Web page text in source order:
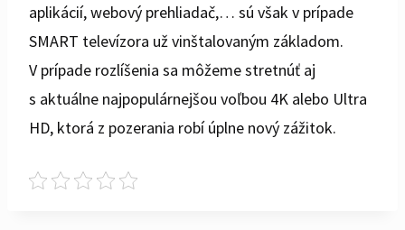
aplikácií, webový prehliadač,… sú však v prípade
SMART televízora už vinštalovaným základom.
V prípade rozlíšenia sa môžeme stretnúť aj
s aktuálne najpopulárnejšou voľbou 4K alebo Ultra
HD, ktorá z pozerania robí úplne nový zážitok.